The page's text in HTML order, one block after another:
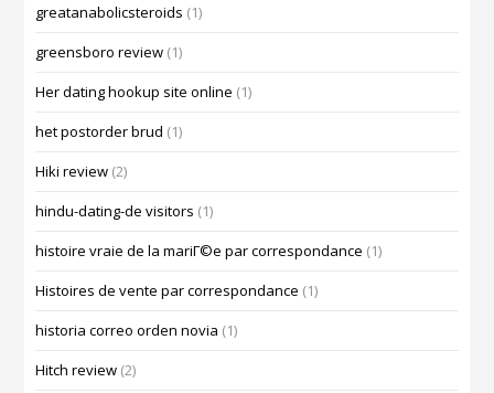
greatanabolicsteroids (1)
greensboro review (1)
Her dating hookup site online (1)
het postorder brud (1)
Hiki review (2)
hindu-dating-de visitors (1)
histoire vraie de la mariГ©e par correspondance (1)
Histoires de vente par correspondance (1)
historia correo orden novia (1)
Hitch review (2)